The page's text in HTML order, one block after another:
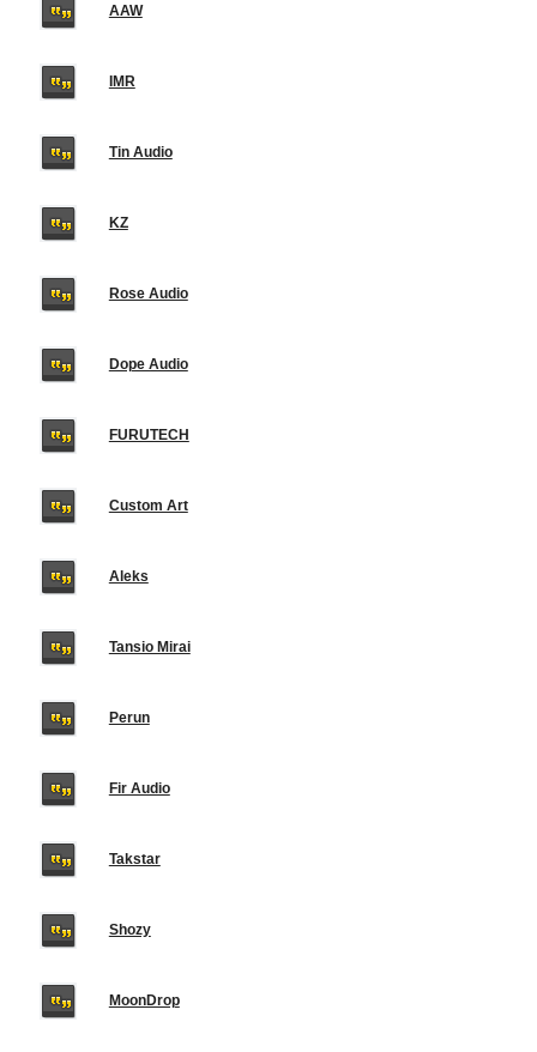
AAW
IMR
Tin Audio
KZ
Rose Audio
Dope Audio
FURUTECH
Custom Art
Aleks
Tansio Mirai
Perun
Fir Audio
Takstar
Shozy
MoonDrop